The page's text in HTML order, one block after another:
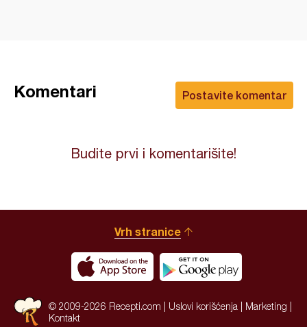
Postavite komentar
Komentari
Budite prvi i komentarišite!
Vrh stranice
© 2009-2026 Recepti.com | Uslovi korišćenja Marketing
Kontakt